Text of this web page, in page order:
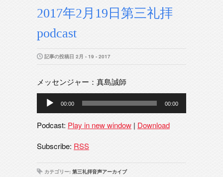
2017年2月19日第三礼拝
podcast
記事の投稿日 2月 - 19 - 2017
メッセンジャー：真島誠師
レ
ー
ー
00:00 00:00
Podcast: Play in new window | Download
Subscribe: RSS
カテゴリー: 第三礼拝音声アーカイブ